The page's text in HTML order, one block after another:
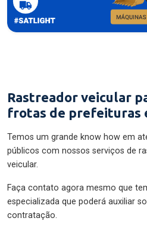
Rastreador veicular
frotas de prefeituras
Temos um grande know how em
públicos com nossos serviços de
veicular.
Faça contato agora mesmo que
especializada que poderá auxiliar
contratação.